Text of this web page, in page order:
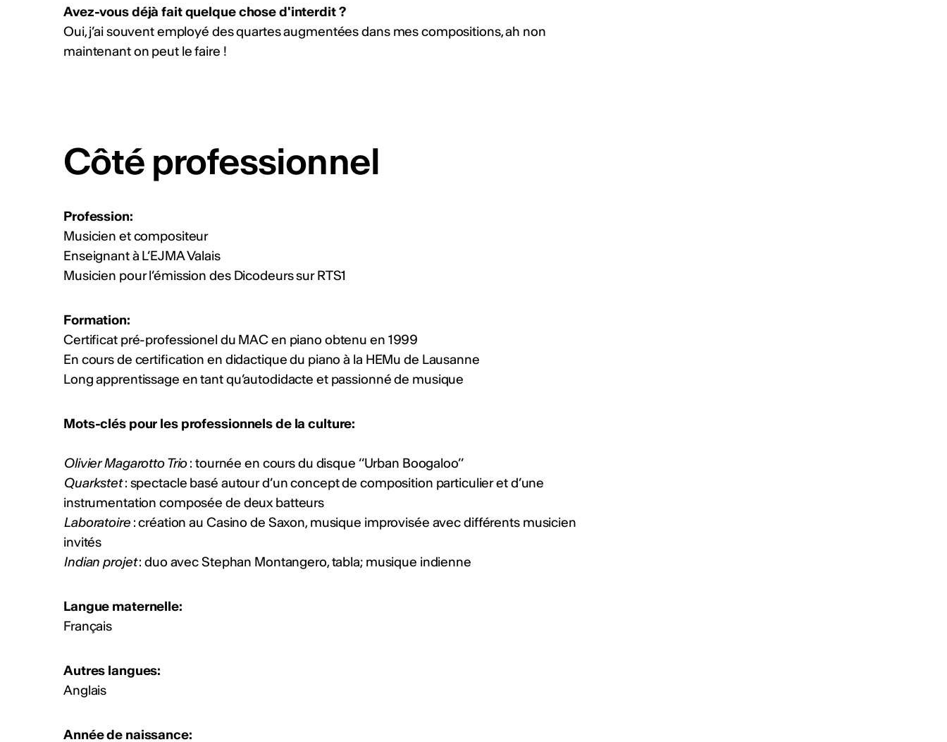
Chanter la poésie
Appel à projets pour poètes, auteur·rices,
Publié par
Culture Valais News
Avez-vous déjà fait quelque chose d'interdit ?
Oui, j’ai souvent employé des quartes augmentées dans mes compositions, ah non
maintenant on peut le faire !
Côté professionnel
Profession:
Musicien et compositeur
Enseignant à L’EJMA Valais
Musicien pour l’émission des Dicodeurs sur RTS1
Formation:
Certificat pré-professionel du MAC en piano obtenu en 1999
En cours de certification en didactique du piano à la HEMu de Lausanne
Long apprentissage en tant qu’autodidacte et passionné de musique
Mots-clés pour les professionnels de la culture:
Olivier Magarotto Trio: tournée en cours du disque ‘‘Urban Boogaloo’’
Quarkstet: spectacle basé autour d’un concept de composition particulier et d’une
instrumentation composée de deux batteurs
Laboratoire: création au Casino de Saxon, musique improvisée avec différents musicien
invités
Indian projet: duo avec Stephan Montangero, tabla; musique indienne
Langue maternelle:
Français
Autres langues:
Anglais
Année de naissance: